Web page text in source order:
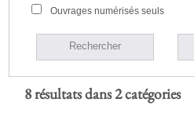
Ouvrages numérisés seuls
Rechercher
8 résultats dans 2 catégories